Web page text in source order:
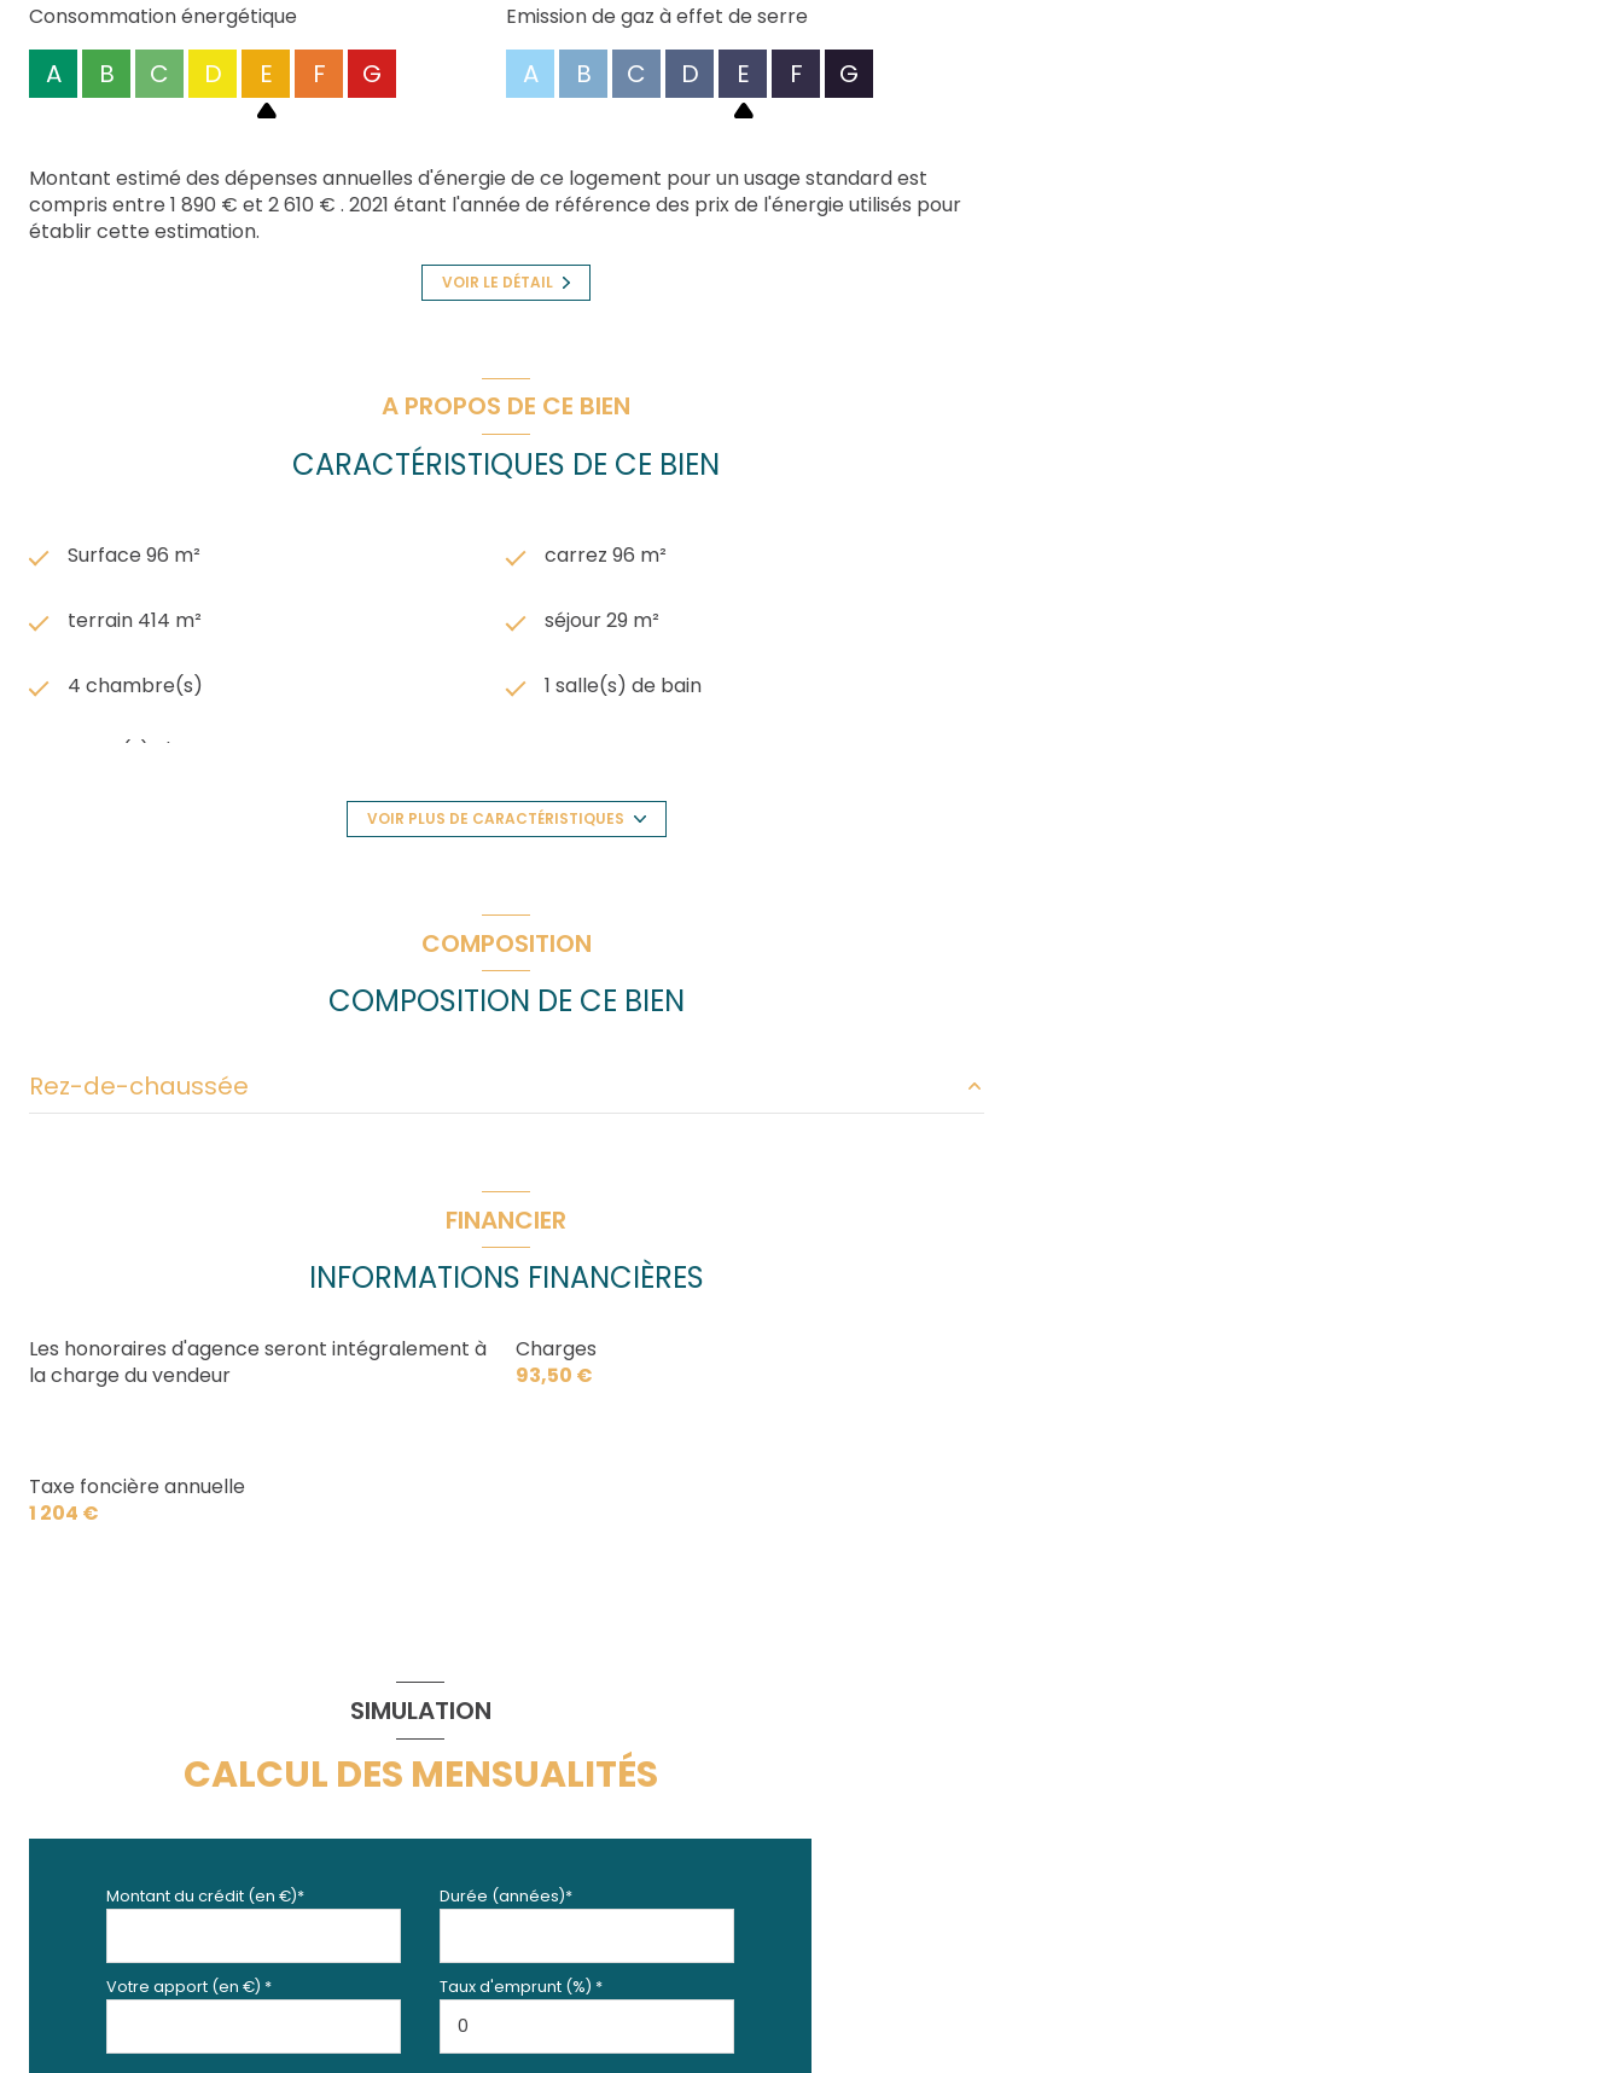
Consommation énergétique
A B C D E F G
Emission de gaz à effet de serre
A B C D E F G
Montant estimé des dépenses annuelles d'énergie de ce logement pour un usage standard est
compris entre 1 890 € et 2 610 € . 2021 étant l'année de référence des prix de l'énergie utilisés pour
établir cette estimation.
VOIR LE DÉTAIL
A PROPOS DE CE BIEN
CARACTÉRISTIQUES DE CE BIEN
Surface 96 m² carrez 96 m²
terrain 414 m² séjour 29 m²
4 chambre(s) 1 salle(s) de bain
1 salle(s) d'eau
Chauffage central : radiateur (gaz)
visiophone
VOIR PLUS DE CARACTÉRISTIQUES
COMPOSITION
COMPOSITION DE CE BIEN
Rez-de-chaussée
chambre
chambre
WC
FINANCIER
INFORMATIONS FINANCIÈRES
Les honoraires d'agence seront intégralement à
la charge du vendeur
Charges
93,50 €
Taxe foncière annuelle
1 204 €
SIMULATION
CALCUL DES MENSUALITÉS
Montant du crédit (en €)* Durée (années)*
Votre apport (en €) * Taux d'emprunt (%) *